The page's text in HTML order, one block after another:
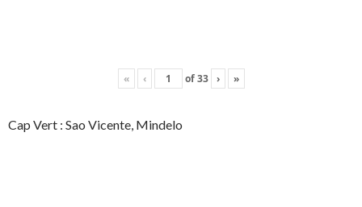
« ‹ of33 › »
Cap Vert : Sao Vicente, Mindelo